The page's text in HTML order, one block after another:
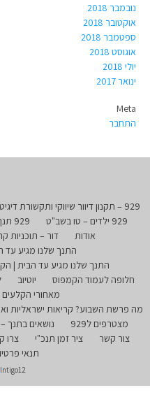
נובמבר 2018
אוקטובר 2018
ספטמבר 2018
אוגוסט 2018
יולי 2018
ינואר 2017
Meta
התחבר
929 – תקנון דיוור שיווקי ותקשורת דיגיטלית
929 ילדים – טו בשב"ט
929 תנך – דף הבית
אודות
דור – תוכניות
התנך שלנו מגיע עד
התנך שלנו מגיע עד הבית |
חלופה לעמוד הקמפוס
יוטיוב
מאחורי הקלעים
מה פרשת השבוע? קריאות ישראליות
מצטרפים ל929
נושאים בתנך
צור קשר
ציר זמן תנכ"י צרו
תנאי
Intigo12